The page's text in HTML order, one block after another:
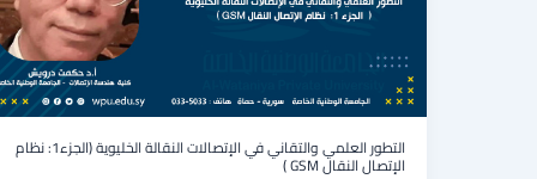
التطور العلمي والتقاني في الإتصالات النقالة الخليوية (الجزء1: نظام
الإتصال النقال GSM )
الخليوية
نظام
الإتصال
النقال
)